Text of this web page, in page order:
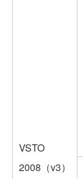
VSTO
2008（v3）